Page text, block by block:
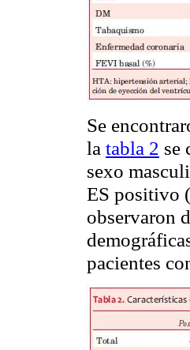
Se
la tabla 2 se
sexo
ES positivo
observaron
pacientes